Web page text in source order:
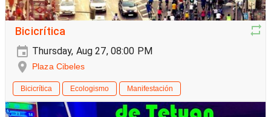
Bicicrítica
Thursday, Aug 27, 08:00 PM
Plaza Cibeles
Bicicrítica Ecologismo Manifestación